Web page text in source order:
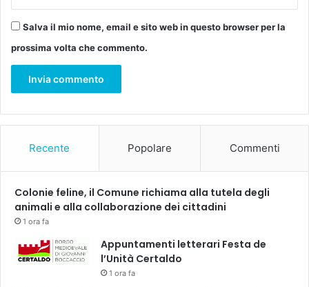
e
s
i
o
s
e
o
d
a
f
r
e
a
Salva il mio nome, email e sito web in questo browser per la
prossima volta che commento.
Recente Popolare Commenti
Colonie feline, il Comune richiama alla tutela degli
animali e alla collaborazione dei cittadini
1 ora fa
Appuntamenti letterari Festa de
l’Unità Certaldo
1 ora fa